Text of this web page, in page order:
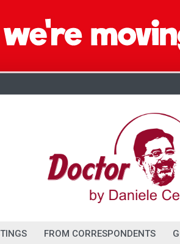
FROM CORRESPONDENTS